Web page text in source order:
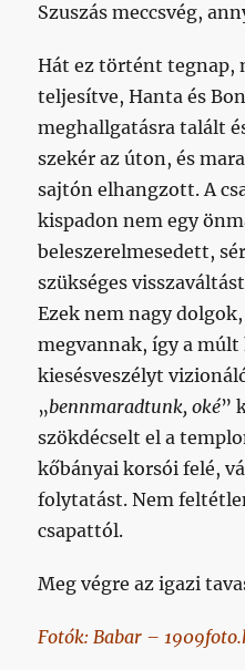
Szuszás meccsvég,
Hát ez történt tegnap,
teljesítve, Hanta és
meghallgatásra talált
szekér az úton, és
sajtón elhangzott. A
kispadon nem egy
beleszerelmesedett,
szükséges
Ezek nem nagy
megvannak, így a múlt
kiesésveszélyt
„bennmaradtunk, oké”
szökdécselt el a
kőbányai korsói felé,
folytatást. Nem
csapattól.
Meg végre az igazi
Fotók: Babar –